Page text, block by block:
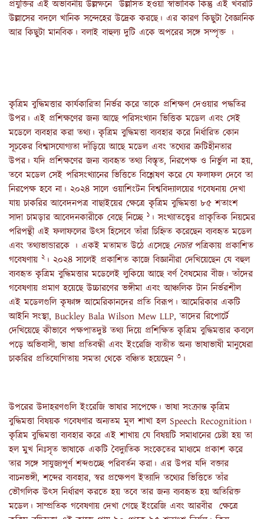
প্রযুক্তির এই অভাবনীয় উল্লম্ফনে উল্লসিত হওয়া স্বাভাবিক কিন্তু এই খবরটি
উল্লাসের বদলে খানিক সন্দেহের উদ্রেক করছে। এর কারণ কিছুটা বৈজ্ঞানিক
আর কিছুটা মানবিক। বলাই বাহুল্য দুটি একে অপরের সঙ্গে সম্পৃক্ত ।
কৃত্রিম বুদ্ধিমত্তার কার্যকারিতা নির্ভর করে তাকে প্রশিক্ষণ দেওয়ার পদ্ধতির
উপর। এই প্রশিক্ষণের জন্য আছে পরিসংখ্যান ভিত্তিক মডেল এবং সেই
মডেলে ব্যবহার করা তথ্য। কৃত্রিম বুদ্ধিমত্তা ব্যবহার করে নির্ধারিত কোন
সূচকের বিশ্বাসযোগ্যতা দাঁড়িয়ে আছে মডেল এবং তথ্যের ত্রুটিহীনতার
উপর। যদি প্রশিক্ষণের জন্য ব্যবহৃত তথ্য বিস্তৃত, নিরপেক্ষ ও নির্ভুল না হয়,
তবে মডেল সেই পরিসংখ্যানের ভিত্তিতে বিশ্লেষণ করে যে ফলাফল দেবে তা
নিরপেক্ষ হবে না। ২০২৪ সালে ওয়াশিংটন বিশ্ববিদ্যালয়ের গবেষনায় দেখা
যায় চাকরির আবেদনপত্র বাছাইয়ের ক্ষেত্রে কৃত্রিম বুদ্ধিমত্তা ৮৫ শতাংশ
সাদা চামড়ার আবেদনকারীকে বেছে নিচ্ছে ১ । সংখ্যাতত্ত্বের প্রাকৃতিক নিয়মের
পরিপন্থী এই ফলাফলের উৎস হিসেবে তাঁরা চিহ্নিত করেছেন ব্যবহৃত মডেল
এবং তথ্যভান্ডারকে । একই মতামত উঠে এসেছে নেচারপত্রিকায় প্রকাশিত
গবেষণায় ২। ২০২৪ সালেই প্রকাশিত কাজে বিজ্ঞানীরা দেখিয়েছেন যে বহুল
ব্যবহৃত কৃত্রিম বুদ্ধিমত্তার মডেলেই লুকিয়ে আছে বর্ণ বৈষম্যের বীজ। তাঁদের
গবেষণায় প্রমাণ হয়েছে উচ্চারণের ভঙ্গীমা এবং আঞ্চলিক টান নির্ভরশীল
এই মডেলগুলি কৃষ্ণাঙ্গ আমেরিকানদের প্রতি বিরূপ। আমেরিকার একটি
আইনি সংস্থা, Buckley Bala Wilson Mew LLP, তাদের রিপোর্টে
দেখিয়েছে কীভাবে পক্ষপাতদুষ্ট তথ্য দিয়ে প্রশিক্ষিত কৃত্রিম বুদ্ধিমত্তার কবলে
পড়ে অভিবাসী, ভাষা প্রতিবন্ধী এবং ইংরেজি ব্যতীত অন্য ভাষাভাষী মানুষেরা
চাকরির প্রতিযোগিতায় সমতা থেকে বঞ্চিত হয়েছেন ৩ ।
উপরের উদাহরণগুলি ইংরেজি ভাষার সাপেক্ষে। ভাষা সংক্রান্ত কৃত্রিম
বুদ্ধিমত্তা বিষয়ক গবেষণার অন্যতম মূল শাখা হল Speech Recognition।
কৃত্রিম বুদ্ধিমত্তা ব্যবহার করে এই শাখায় যে বিষয়টি সমাধানের চেষ্টা হয় তা
হল মুখ নিঃসৃত ভাষাকে একটি বৈদ্যুতিক সংকেতের মাধ্যমে প্রকাশ করে
তার সঙ্গে সাযুজ্যপূর্ণ শব্দগুচ্ছে পরিবর্তন করা। এর উপর যদি বক্তার
বাচনভঙ্গী, শব্দের ব্যবহার, স্বর প্রক্ষেপণ ইত্যাদি তথ্যের ভিত্তিতে তাঁর
ভৌগলিক উৎস নির্ধারণ করতে হয় তবে তার জন্য ব্যবহৃত হয় অতিরিক্ত
মডেল। সাম্প্রতিক গবেষণায় দেখা গেছে ইংরেজি এবং আরবীর ক্ষেত্রে